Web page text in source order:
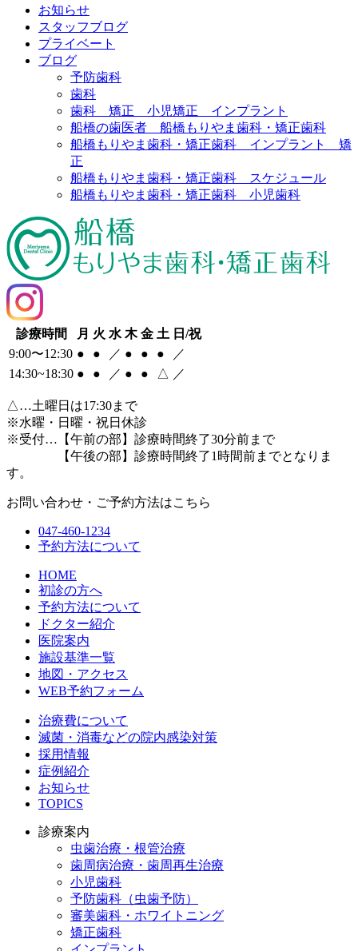
お知らせ
スタッフブログ
プライベート
ブログ
予防歯科
歯科
歯科 矯正 小児矯正 インプラント
船橋の歯医者 船橋もりやま歯科・矯正歯科
船橋もりやま歯科・矯正歯科 インプラント 矯
正
船橋もりやま歯科・矯正歯科 スケジュール
船橋もりやま歯科・矯正歯科 小児歯科
診療時間 月 火 水 木 金 土 日/祝
9:00〜12:30 ● ● ／ ● ● ●
／
14:30~18:30 ● ● ／ ● ● △ ／
△…土曜日は17:30まで
※水曜・日曜・祝日休診
※受付…【午前の部】診療時間終了30分前まで
【午後の部】診療時間終了1時間前までとなりま
す。
お問い合わせ・ご予約方法はこちら
047-460-1234
予約方法について
HOME
初診の方へ
予約方法について
ドクター紹介
医院案内
施設基準一覧
地図・アクセス
WEB予約フォーム
治療費について
滅菌・消毒などの院内感染対策
採用情報
症例紹介
お知らせ
TOPICS
診療案内
虫歯治療・根管治療
歯周病治療・歯周再生治療
小児歯科
予防歯科（虫歯予防）
審美歯科・ホワイトニング
矯正歯科